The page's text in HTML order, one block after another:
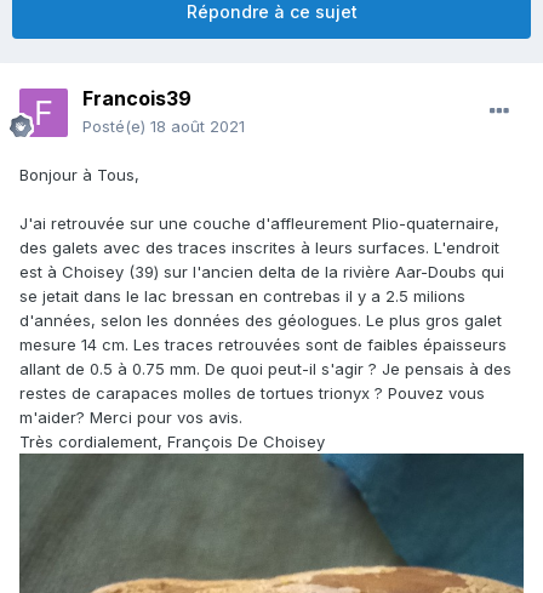
Répondre à ce sujet
Francois39
Posté(e) 18 août 2021
Bonjour à Tous,
J'ai retrouvée sur une couche d'affleurement Plio-quaternaire,
des galets avec des traces inscrites à leurs surfaces. L'endroit
est à Choisey (39) sur l'ancien delta de la rivière Aar-Doubs qui
se jetait dans le lac bressan en contrebas il y a 2.5 milions
d'années, selon les données des géologues. Le plus gros galet
mesure 14 cm. Les traces retrouvées sont de faibles épaisseurs
allant de 0.5 à 0.75 mm. De quoi peut-il s'agir ? Je pensais à des
restes de carapaces molles de tortues trionyx ? Pouvez vous
m'aider? Merci pour vos avis.
Très cordialement, François De Choisey